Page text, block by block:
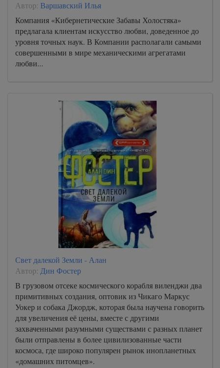
Автор: Варшавский Илья
Компания «Кибернетические Забавы Холостяка»
предлагала клиентам искусство любви, доведенное до
уровня точных наук. В Компании располагали самыми
совершенными в мире механическими агрегатами
любви...
Свет далекой Земли - Алан
Автор: Дин Фостер
В грузовом отсеке космического корабля виленджи два
примитивных создания, оптовик из Чикаго Маркус
Уокер и собака Джордж, которая была научена говорить
для увеличения её цены, вместе с другими
захваченными разумными существами с разных планет
были отправлены в более цивилизованные части
космоса, где широко популярен рынок инопланетных
«домашних питомцев».